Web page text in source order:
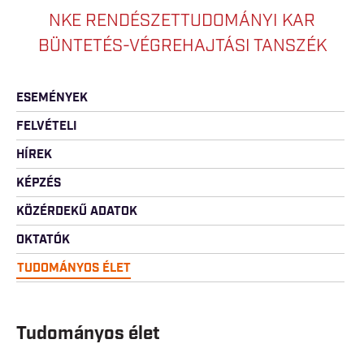
NKE RENDÉSZETTUDOMÁNYI KAR
BÜNTETÉS-VÉGREHAJTÁSI TANSZÉK
ESEMÉNYEK
FELVÉTELI
HÍREK
KÉPZÉS
KÖZÉRDEKŰ ADATOK
OKTATÓK
TUDOMÁNYOS ÉLET
Tudományos élet